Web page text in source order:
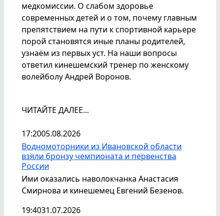
медкомиссии. О слабом здоровье
современных детей и о том, почему главным
препятствием на пути к спортивной карьере
порой становятся иные планы родителей,
узнаём из первых уст. На наши вопросы
ответил кинешемский тренер по женскому
волейболу Андрей Воронов.
ЧИТАЙТЕ ДАЛЕЕ...
17:2005.08.2026
Водномоторники из Ивановской области
взяли бронзу чемпионата и первенства
России
Ими оказались наволокчанка Анастасия
Смирнова и кинешемец Евгений Безенов.
19:4031.07.2026